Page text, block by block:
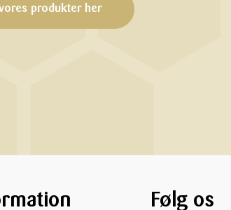
produkter her
Følg os